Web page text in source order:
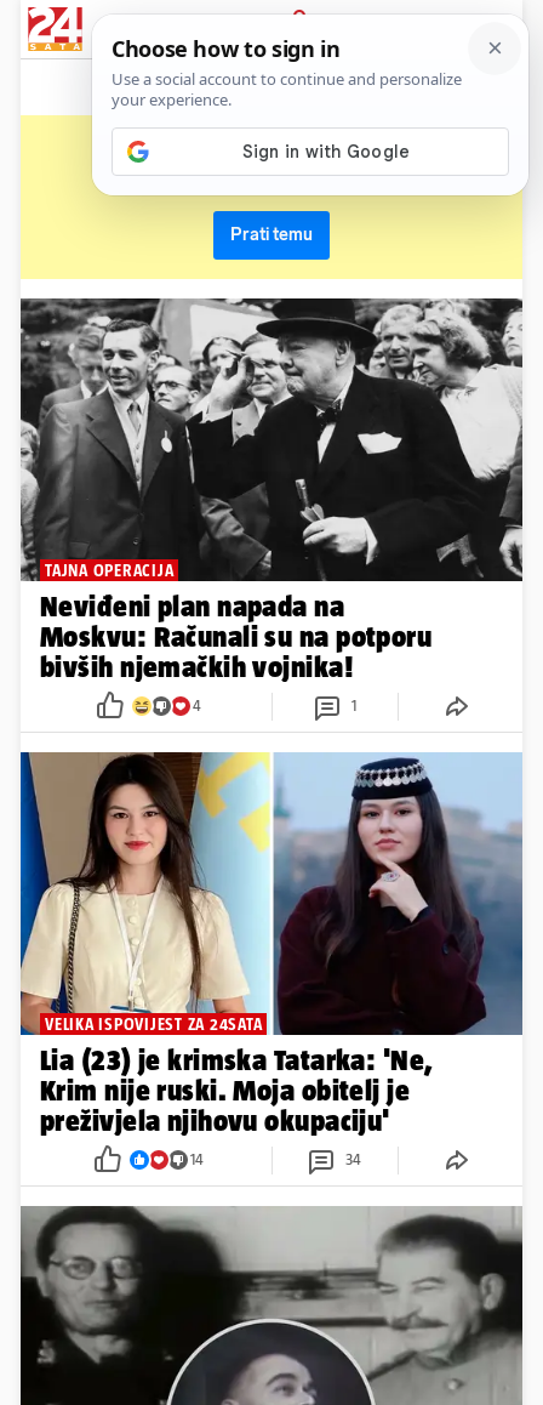
PRIJAVA
News
staljin
Prati temu
TAJNA OPERACIJA
Neviđeni plan napada na
Moskvu: Računali su na potporu
bivših njemačkih vojnika!
4 1
VELIKA ISPOVIJEST ZA 24SATA
Lia (23) je krimska Tatarka: 'Ne,
Krim nije ruski. Moja obitelj je
preživjela njihovu okupaciju'
14 34